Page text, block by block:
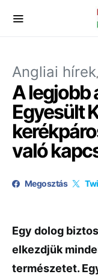
Angliai hírek
A legjobb
Egyesült
való
Megosztás
Egy dolog
elkezdjük
természetet.